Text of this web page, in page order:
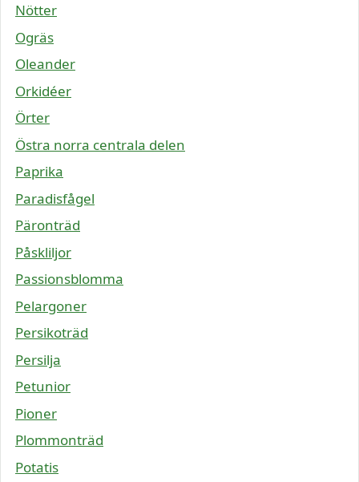
Nötter
Ogräs
Oleander
Orkidéer
Örter
Östra norra centrala delen
Paprika
Paradisfågel
Päronträd
Påskliljor
Passionsblomma
Pelargoner
Persikoträd
Persilja
Petunior
Pioner
Plommonträd
Potatis